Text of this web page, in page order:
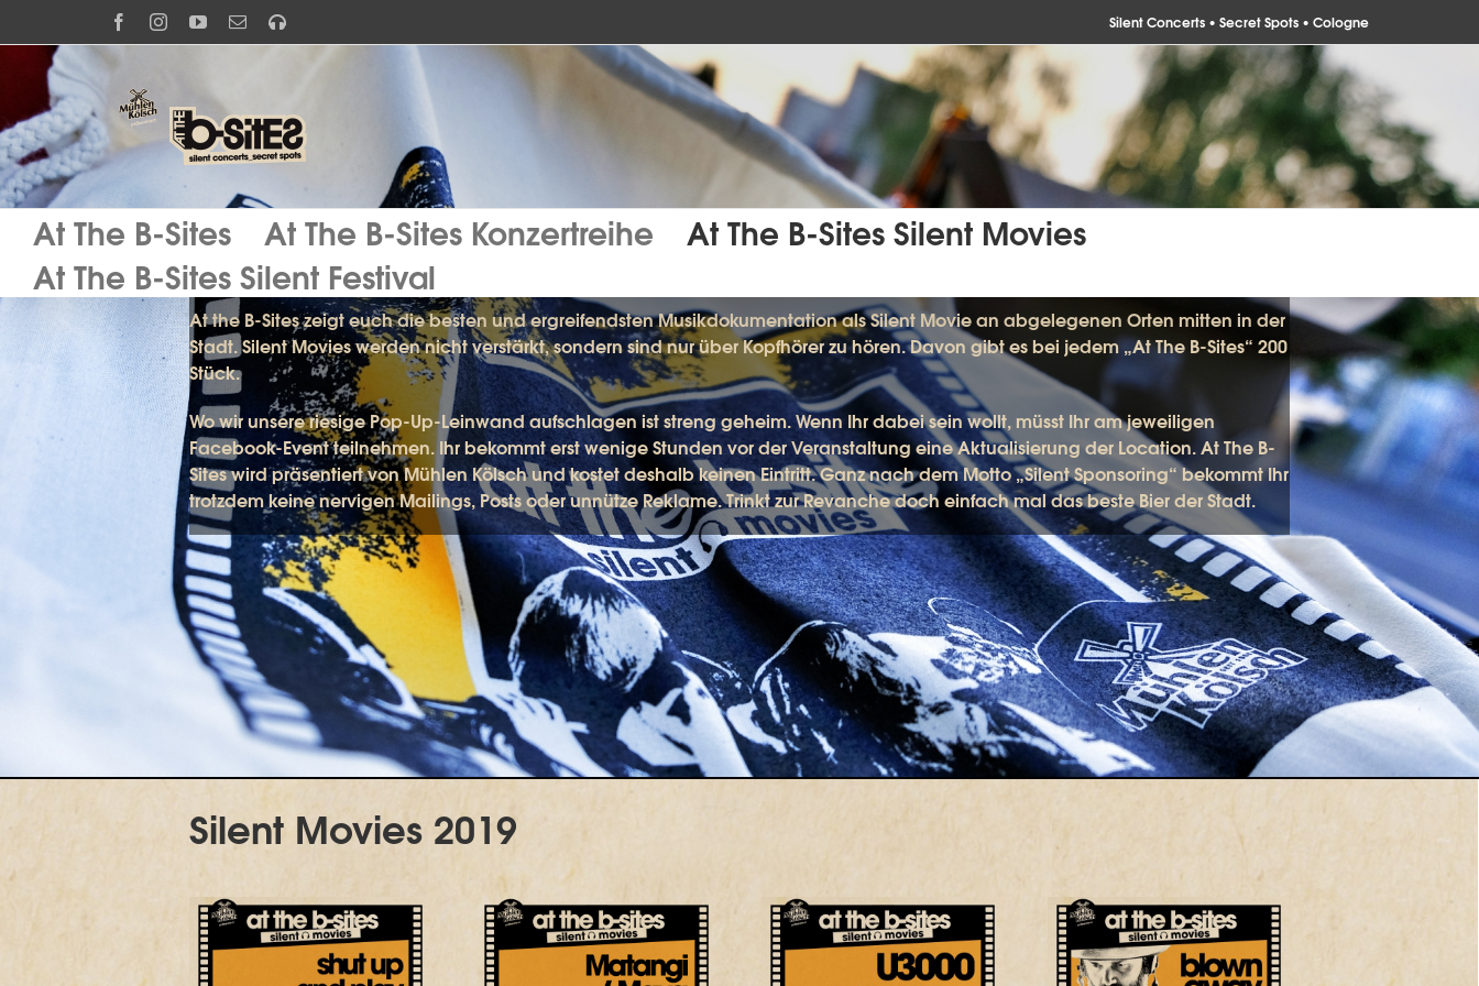
Inhalt
springen
FacebookInstagramYouTube
E-
Spotify Silent Concerts • Secret Spots • Cologne
At The B-Sites At The B-Sites Konzertreihe
At The B-Sites Silent Movies
At The B-Sites Silent Festival
At The B-Sites – Silent Movies – Secret Spots
At the B-Siteszeigt euch die besten und ergreifendsten Musikdokumentation alsSilent Moviean abgelegenen Orten mitten in der
Stadt. Silent Movies werden nicht verstärkt, sondern sindnur über Kopfhörer zu hören. Davon gibt es bei jedem „At The B-Sites“ 200
Stück.
Wo wir unsere riesige Pop-Up-Leinwand aufschlagen ist streng geheim. Wenn Ihr dabei sein wollt, müsst Ihr am jeweiligen
Facebook-Event teilnehmen. Ihr bekommt erst wenige Stunden vor der Veranstaltung eine Aktualisierung der Location. At The B-
Sites wird präsentiert vonMühlen Kölschund kostet deshalbkeinen Eintritt. Ganz nach dem Motto „Silent Sponsoring“ bekommt Ihr
trotzdem keine nervigen Mailings, Posts oder unnütze Reklame. Trinkt zur Revanche doch einfach maldas beste Bier der Stadt.
Silent Movies 2019